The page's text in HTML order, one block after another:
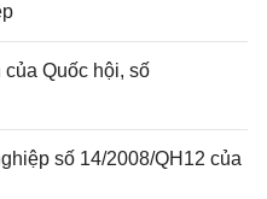
Quốc hội, số
số 14/2008/QH12 của